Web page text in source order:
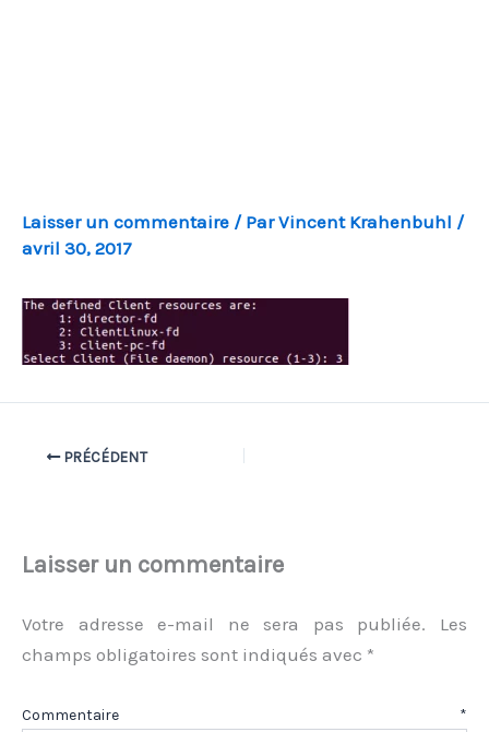
Laisser un commentaire / ParVincent Krahenbuhl /
avril 30, 2017
PRÉCÉDENT
Laisser un commentaire
Votre adresse e-mail ne sera pas publiée.
Les
champs obligatoires sont indiqués avec *
Commentaire *